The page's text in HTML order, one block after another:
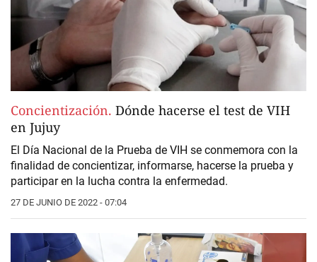
Concientización. Dónde hacerse el test de VIH
en Jujuy
El Día Nacional de la Prueba de VIH se conmemora con la
finalidad de concientizar, informarse, hacerse la prueba y
participar en la lucha contra la enfermedad.
27 DE JUNIO DE 2022 - 07:04